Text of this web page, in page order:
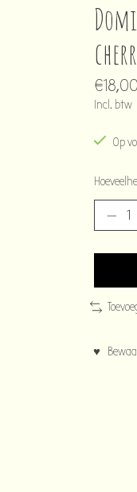
€18,00
Incl. btw
Op
♥